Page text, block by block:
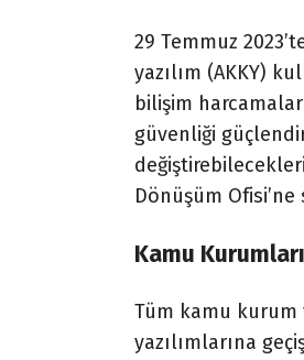
29 Temmuz
yazılım (AKKY)
bilişim
güvenliği
Dönüşüm Ofisi’ne
Kamu
Tüm kamu kurum
yazılımlarına